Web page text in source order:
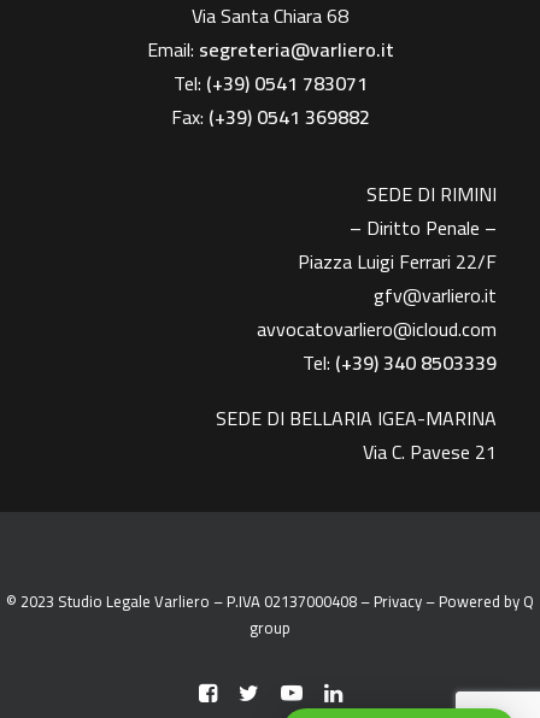
Via Santa Chiara 68
Email: segreteria@varliero.it
Tel: (+39) 0541 783071
Fax: (+39)0541 369882
SEDE DI RIMINI
– Diritto Penale –
Piazza Luigi Ferrari 22/F
gfv@varliero.it
avvocatovarliero@icloud.com
Tel: (+39) 340 8503339
SEDE DI BELLARIA IGEA-MARINA
Via C. Pavese 21
© 2023 Studio Legale Varliero – P.IVA 02137000408 –Privacy– Powered byQ
group